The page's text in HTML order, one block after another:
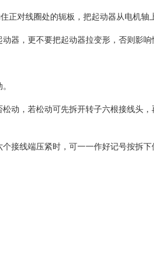
对线圈处的轭板，把起动器从电机轴
器，更不要把起动器拉变形，否则影响
，若松动可先拆开转子六根接线头
线端压紧时，可一一作好记号按拆